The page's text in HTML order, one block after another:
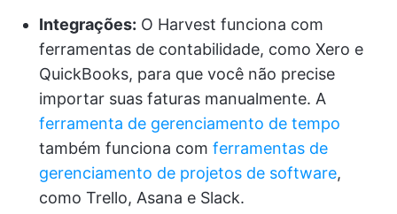
Integrações: O Harvest funciona com
ferramentas de contabilidade, como Xero e
QuickBooks, para que você não precise
importar suas faturas manualmente. A
ferramenta de gerenciamento de tempo
também funciona com ferramentas de
gerenciamento de projetos de software,
como Trello, Asana e Slack.